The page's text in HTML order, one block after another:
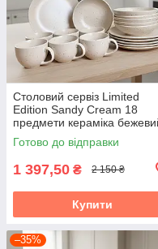
Столовий сервіз Limited
Edition Sandy Cream 18
предмети кераміка
Готово до відправки
1 397,50 ₴ 2 150 ₴
Купити
–35%